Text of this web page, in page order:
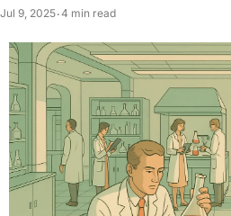
Jul 9, 2025•4 min read